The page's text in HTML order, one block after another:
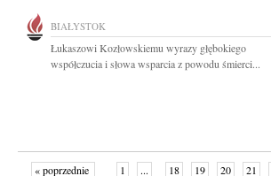
BIAŁYSTOK
Łukaszowi Kozłowskiemu wyrazy głębokiego
współczucia i słowa wsparcia z powodu śmierci...
« poprzednie 1 ... 18 19 20 21